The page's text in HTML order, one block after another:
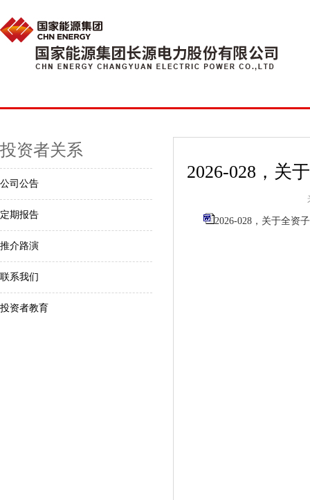
投资者关系
公司公告
定期报告
推介路演
联系我们
投资者教育
2026-028，关
2026-028，关于全资